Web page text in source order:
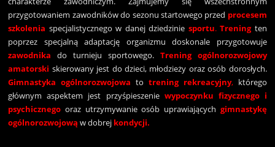
przygotowaniem zawodników do sezonu startowego przed procesem
szkolenia specjalistycznego w danej dziedzinie sportu.Treningten
poprzez specjalną adaptację organizmu doskonale przygotowuje
zawodnika do turnieju sportowego. Trening ogólnorozwojowy
amatorski skierowany jest do dzieci, młodzieży oraz osób dorosłych.
Gimnastyka ogólnorozwojowa to trening rekreacyjny,którego
głównym aspektem jest przyśpieszenie wypoczynku fizycznego i
psychicznego oraz utrzymywanie osób uprawiających gimnastykę
ogólnorozwojową w dobrej kondycji.